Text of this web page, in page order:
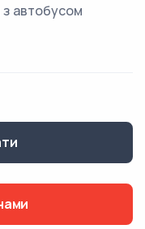
автобусом